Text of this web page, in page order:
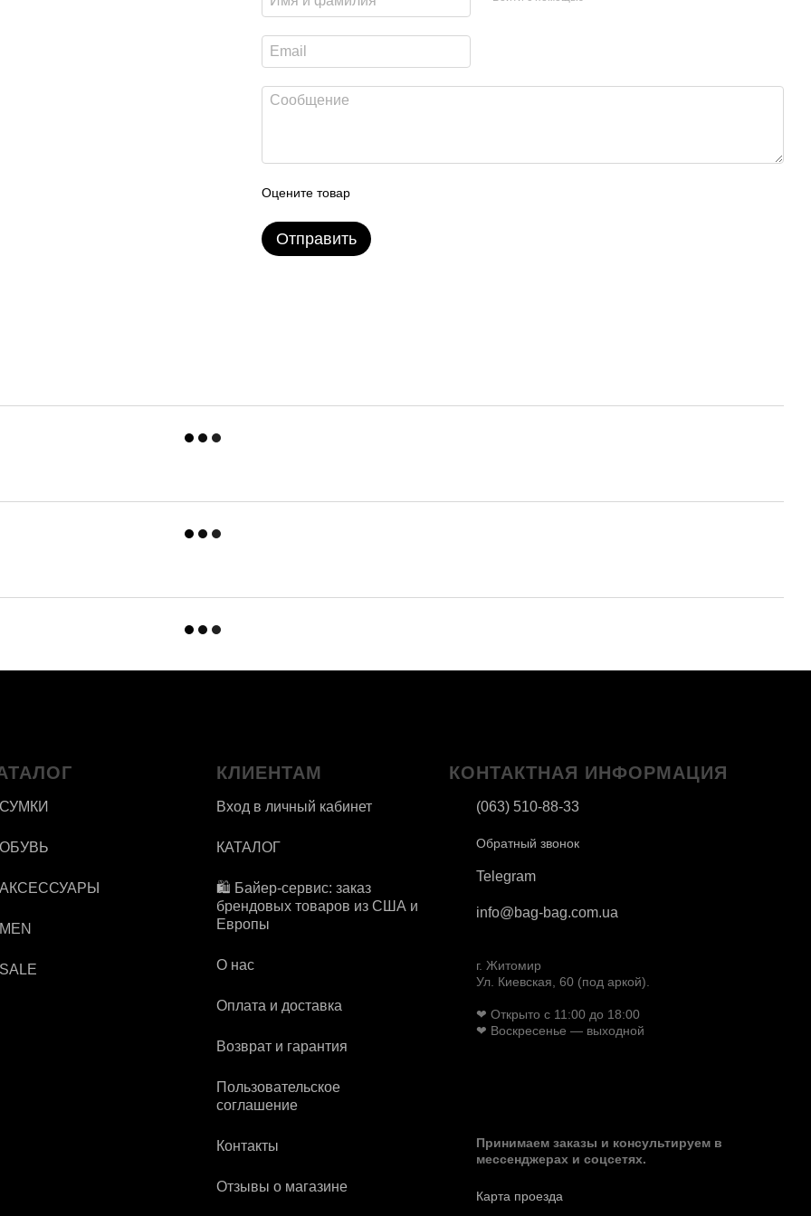
Оцените товар
Отправить
КЛИЕНТАМ
Вход в личный кабинет
КАТАЛОГ
🛍️ Байер-сервис: заказ
брендовых товаров из США и
Европы
О нас
Оплата и доставка
Возврат и гарантия
Пользовательское
соглашение
Контакты
Отзывы о магазине
КОНТАКТНАЯ ИНФОРМАЦИЯ
(063) 510-88-33
Обратный звонок
Telegram
info@bag-bag.com.ua
г. Житомир
Ул. Киевская, 60 (под аркой).
❤ Открыто с 11:00 до 18:00
❤ Воскресенье — выходной
Принимаем заказы и консультируем в
мессенджерах и соцсетях.
Карта проезда